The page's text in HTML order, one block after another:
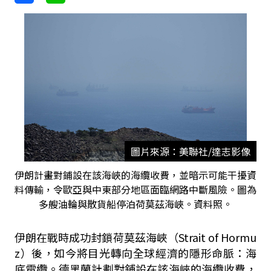
圖片來源：美聯社/達志影像
伊朗計畫對鋪設在該海峽的海纜收費，並暗示可能干擾資
料傳輸，令歐亞與中東部分地區面臨網路中斷風險。圖為
多艘油輪與散貨船停泊荷莫茲海峽。資料照。
伊朗在戰時成功封鎖荷莫茲海峽（Strait of Hormu
z）後，如今將目光轉向全球經濟的隱形命脈：海